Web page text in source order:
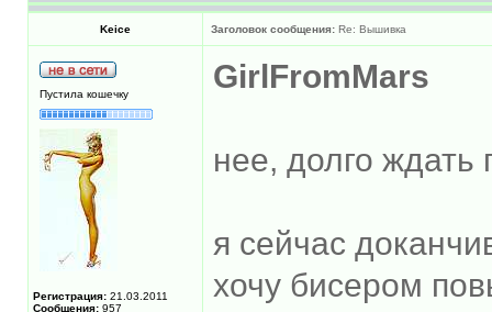
Keice Заголовок сообщения: Re: Вышивка
Пустила кошечку
Регистрация: 21.03.2011
Сообщения: 957
GirlFromMars
нее, долго ждать
я сейчас
хочу бисером